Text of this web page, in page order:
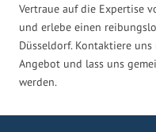
Vertraue auf die Expertise
und erlebe einen
Düsseldorf. Kontaktiere
Angebot und lass uns
werden.